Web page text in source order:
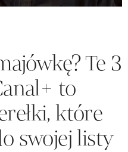
Te 3
to
które
swojej listy